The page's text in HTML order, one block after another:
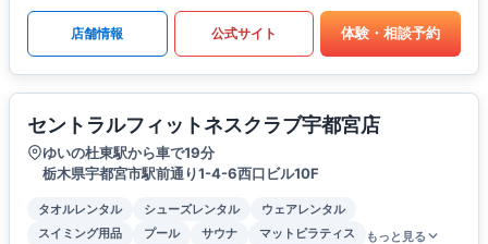
店舗情報 公式サイト 体験・相談予約
セントラルフィットネスクラブ宇都宮店
ゆいの杜東駅から車で19分
栃木県宇都宮市駅前通り1-4-6西口ビル10F
タオルレンタル シューズレンタル
ウェアレンタル
スイミング用品
プール サウナ マットピラティス もっと見る